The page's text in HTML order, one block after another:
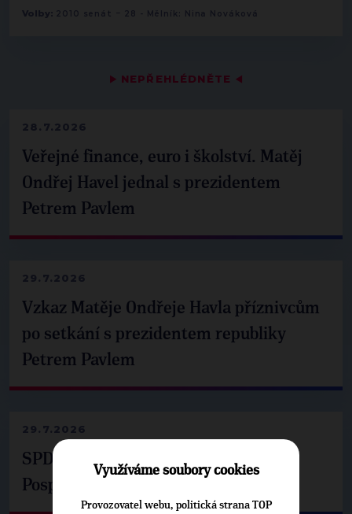
▶ NEPŘEHLÉDNĚTE ◀
28.7.2026
Veřejné finance, euro i školství. Matěj
Ondřej Havel jednal s prezidentem
Petrem Pavlem
29.7.2026
Vzkaz Matěje Ondřeje Havla příznivcům
po setkání s prezidentem republiky
Petrem Pavlem
29.7.2026
SPD už není ve zprávě o extremismu.
Pospíšil: Je tu pachuť
Volby: 2010 senát - 28 - Mělník: Nina Nováková
Využíváme soubory cookies
Provozovatel webu, politická strana TOP